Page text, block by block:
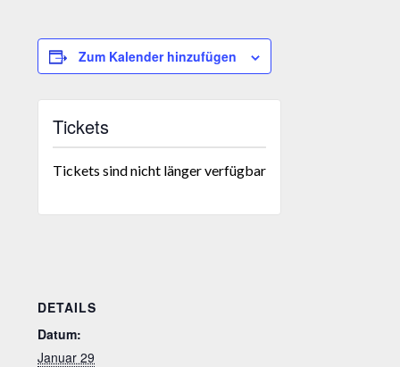
Zum Kalender hinzufügen
DETAILS
Datum:
Januar 29
Tickets
Tickets sind nicht länger verfügbar